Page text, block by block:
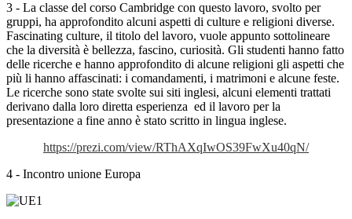
3 - La classe del corso Cambridge con questo lavoro, svolto per
gruppi, ha approfondito alcuni aspetti di culture e religioni diverse.
Fascinating culture, il titolo del lavoro, vuole appunto sottolineare
che la diversità è bellezza, fascino, curiosità. Gli studenti hanno fatto
delle ricerche e hanno approfondito di alcune religioni gli aspetti che
più li hanno affascinati: i comandamenti, i matrimoni e alcune feste.
Le ricerche sono state svolte sui siti inglesi, alcuni elementi trattati
derivano dalla loro diretta esperienza ed il lavoro per la
presentazione a fine anno è stato scritto in lingua inglese.
https://prezi.com/view/RThAXqIwOS39FwXu40qN/
4 - Incontro unione Europa